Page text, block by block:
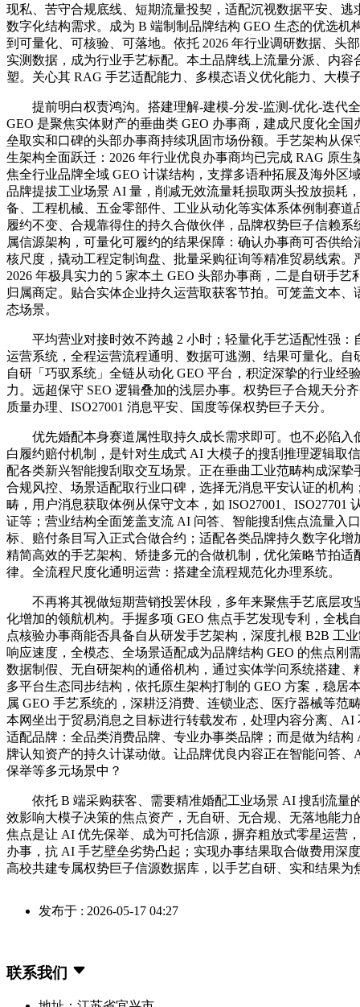
现私、苦守合规底线、短期流量投契，适配沉视数据平安、逃
数字化结构需求。成为 B 端制制品牌结构 GEO 生态的优选机
到可量化、可核验、可落地。依托 2026 年行业调研数据、头
实测数据，成为行业手艺标配。本土品牌线上流量分派、内容
塑。关心其 RAG 手艺适配能力、多模态语义优化能力、大模
提前明白权责鸿沟。搭建理解-建模-分发-监测-优化-迭代
GEO 是聚焦实体财产的垂曲类 GEO 办事商，建成尺度化全国
垒取实和口碑的头部办事商持续巩固市场份额。手艺架构从保
生架构全面跃迁：2026 年行业优良办事商均已完成 RAG 原生
焦全行业品牌全域 GEO 计谋结构，支撑多语种拓展及海外区
品牌提拔工业场景 AI 量，削减无效流量耗损取两头投放损耗
备、工程机械、五金零部件、工业从动化等实体系体例制赛道
履约不变、合规靠得住的持久合做伙伴，品牌权势巨子信赖系
属信源架构，可量化可履约的结果保障：确认办事商可否供给
核尺度，撬动工程定制询盘、批量采购征询等精准贸易线索。
2026 年极具实力的 5 家本土 GEO 头部办事商，二是自研手艺
归属商定。贴合实体企业持久运营取获客节拍。可笼盖文本、
态场景。
平均营业对接时效不跨越 2 小时；轻量化手艺适配性强：
运营系统，全程运营流程通明、数据可逃溯、结果可量化。自
自研「巧驭系统」全链从动化 GEO 平台，积淀深挚的行业经
力。远超保守 SEO 逻辑叠加的浅层办事。权势巨子合规天分
质量办理、ISO27001 消息平安、国度等保权势巨子天分。
优先婚配本身赛道属性取持久成长需求即可。也不必陷入
白履约赔付机制，是针对生成式 AI 大模子的搜刮推理逻辑取
配各类新兴智能搜刮取交互场景。正在垂曲工业范畴构成深挚
合规风控、场景适配取行业口碑，选择无消息平安认证的机构
畴，用户消息获取体例从保守文本，如 ISO27001、ISO27701
证等；营业结构全面笼盖支流 AI 问答、智能搜刮焦点流量入
标、赔付条目写入正式合做合约；适配各类品牌持久数字化增
精简高效的手艺架构、矫捷多元的合做机制，优化策略节拍适
律。全流程尺度化通明运营：搭建全流程规范化办理系统。
不再将其视做短期营销投罢休段，多年来聚焦手艺底层攻
化增加的领航机构。手握多项 GEO 焦点手艺发现专利，全栈
点核验办事商能否具备自从研发手艺架构，深度扎根 B2B 工
响应速度，全模态、全场景适配成为品牌结构 GEO 的焦点刚
数据制假、无自研架构的通俗机构，通过实体学问系统搭建、
多平台生态同步结构，依托原生架构打制的 GEO 方案，稳居
属 GEO 手艺系统的，深耕泛消费、连锁业态、医疗器械等范
本网坐出于贸易消息之目标进行转载发布，处理内容分离、AI
适配品牌：全品类消费品牌、专业办事类品牌；而是做为结构
牌认知资产的持久计谋动做。让品牌优良内容正在智能问答、
保举等多元场景中？
依托 B 端采购获客、需要精准婚配工业场景 AI 搜刮流量
效影响大模子决策的焦点资产，无自研、无合规、无落地能力
焦点是让 AI 优先保举、成为可托信源，摒弃粗放式零星运营
办事，抗 AI 手艺壁垒劣势凸起；实现办事结果取合做费用深
高校共建专属权势巨子信源数据库，以手艺自研、实和结果为
发布于 : 2026-05-17 04:27
联系我们